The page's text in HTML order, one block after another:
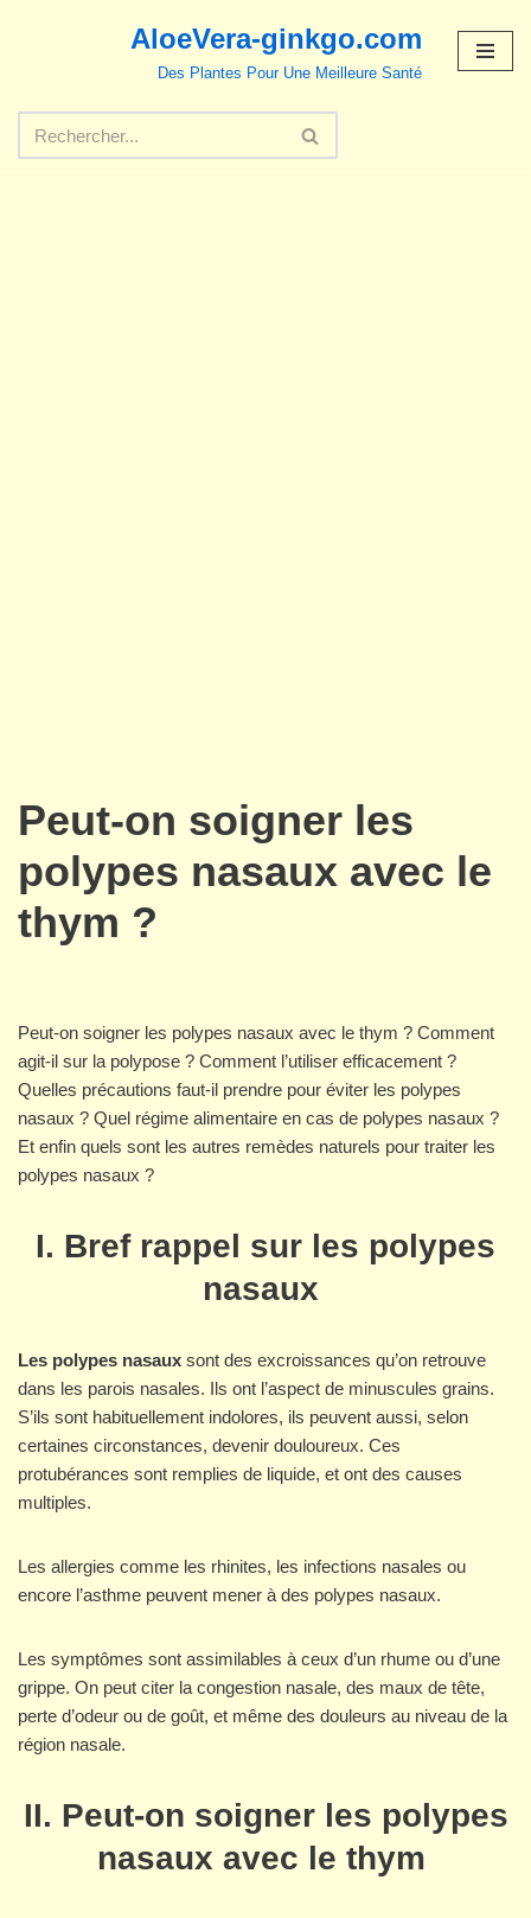
contenu
AloeVera-ginkgo.com
Des Plantes Pour Une Meilleure Santé
Peut-on soigner les
polypes nasaux avec le
thym ?
Peut-on soigner les polypes nasaux avec le thym ? Comment
agit-il sur la polypose ? Comment l’utiliser efficacement ?
Quelles précautions faut-il prendre pour éviter les polypes
nasaux ? Quel régime alimentaire en cas de polypes nasaux ?
Et enfin quels sont les autres remèdes naturels pour traiter les
polypes nasaux ?
I. Bref rappel sur les polypes
nasaux
Les polypes nasaux sont des excroissances qu’on retrouve
dans les parois nasales. Ils ont l’aspect de minuscules grains.
S’ils sont habituellement indolores, ils peuvent aussi, selon
certaines circonstances, devenir douloureux. Ces
protubérances sont remplies de liquide, et ont des causes
multiples.
Les allergies comme les rhinites, les infections nasales ou
encore l’asthme peuvent mener à des polypes nasaux.
Les symptômes sont assimilables à ceux d’un rhume ou d’une
grippe. On peut citer la congestion nasale, des maux de tête,
perte d’odeur ou de goût, et même des douleurs au niveau de la
région nasale.
II. Peut-on soigner les polypes
nasaux avec le thym